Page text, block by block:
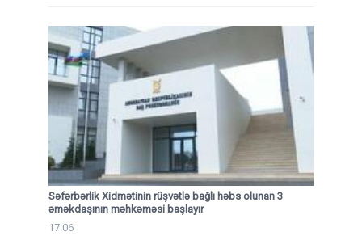
Səfərbərlik Xidmətinin rüşvətlə bağlı həbs olunan 3
əməkdaşının məhkəməsi başlayır
17:06